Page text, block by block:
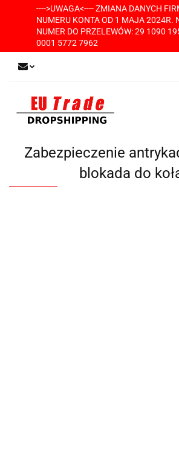
---->UWAGA<---- ZMIANA DANYCH
NUMERU KONTA OD 1 MAJA 2024R.
NUMER DO PRZELEWÓW: 29 1090
0001 5772 7962
Zabezpieczenie
blokada do